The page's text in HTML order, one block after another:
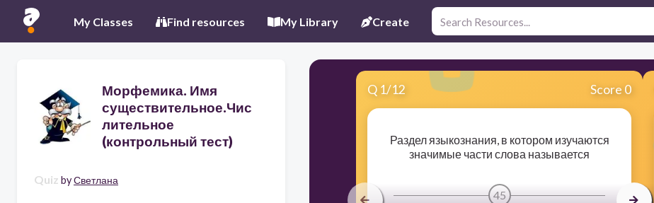
My Classes Find resources My Library Create
Морфемика. Имя
существительное.Чис
лительное
(контрольный тест)
Quiz byСветлана
Q 1/12 Score 0
Раздел языкознания, в котором изучаются
значимые части слова называется
45